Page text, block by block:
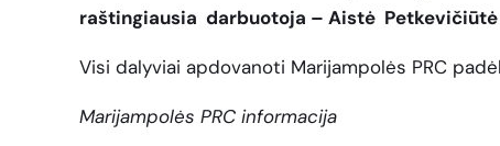
raštingiausia darbuotoja – Aistė Petkevičiūtė
Visi dalyviai apdovanoti Marijampolės PRC
Marijampolės PRC informacija